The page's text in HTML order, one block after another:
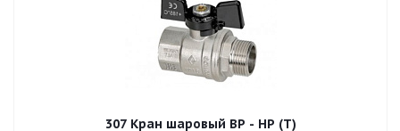
307 Кран шаровый ВР - НР (T)